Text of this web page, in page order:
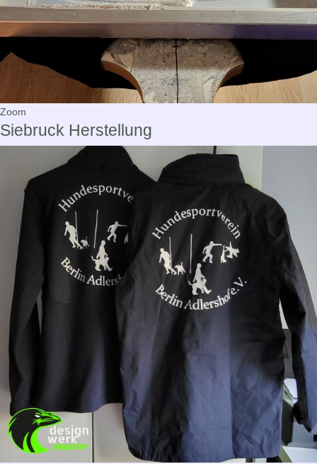
Zoom
Siebruck Herstellung